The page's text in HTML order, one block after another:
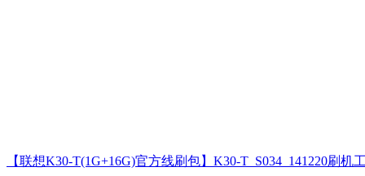
【联想K30-T(1G+16G)官方线刷包】K30-T_S034_141220刷机